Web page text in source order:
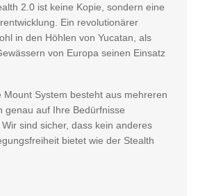
2.0 ist keine Kopie, sondern eine
Ein revolutionärer
in den Höhlen von Yucatan, als
von Europa seinen Einsatz
Mount System besteht aus mehreren
genau auf Ihre Bedürfnisse
sind sicher, dass kein anderes
bietet wie der Stealth